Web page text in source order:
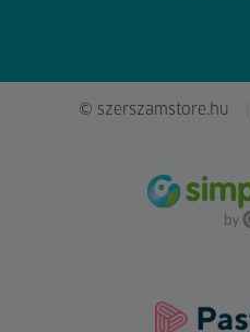
© szerszamstore.hu